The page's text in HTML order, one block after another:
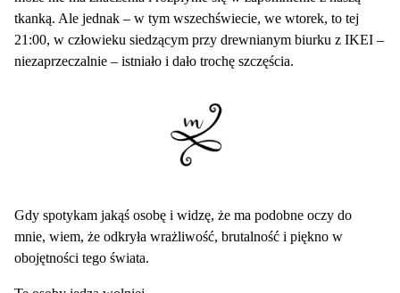
tkanką. Ale jednak – w tym wszechświecie, we wtorek, to tej
21:00, w człowieku siedzącym przy drewnianym biurku z IKEI –
niezaprzeczalnie – istniało i dało trochę szczęścia.
Gdy spotykam jakąś osobę i widzę, że ma podobne oczy do
mnie, wiem, że odkryła wrażliwość, brutalność i piękno w
obojętności tego świata.